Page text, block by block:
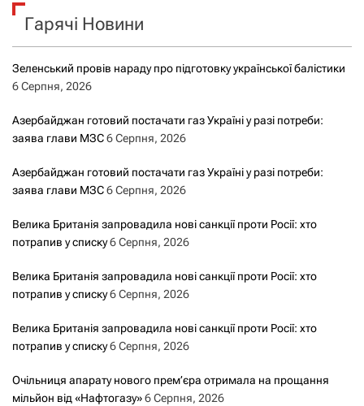
Гарячі Новини
Зеленський провів нараду про підготовку української балістики
6 Серпня, 2026
Азербайджан готовий постачати газ Україні у разі потреби:
заява глави МЗС6 Серпня, 2026
Азербайджан готовий постачати газ Україні у разі потреби:
заява глави МЗС6 Серпня, 2026
Велика Британія запровадила нові санкції проти Росії: хто
потрапив у списку6 Серпня, 2026
Велика Британія запровадила нові санкції проти Росії: хто
потрапив у списку6 Серпня, 2026
Велика Британія запровадила нові санкції проти Росії: хто
потрапив у списку6 Серпня, 2026
Очільниця апарату нового прем’єра отримала на прощання
мільйон від «Нафтогазу»6 Серпня, 2026